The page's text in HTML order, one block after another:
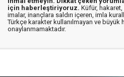
için haberleştiriyoruz. Küfür,
imalar, inançlara saldırı içeren, imla
Türkçe karakter kullanılmayan ve büyük
onaylanmamaktadır.